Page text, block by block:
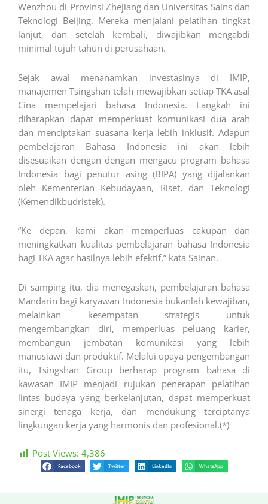
Wenzhou di Provinsi Zhejiang dan Universitas Sains dan
Teknologi Beijing. Mereka menjalani pelatihan tingkat
lanjut, dan setelah kembali, diwajibkan mengabdi
minimal tujuh tahun di perusahaan.
Sejak awal menanamkan investasinya di IMIP,
manajemen Tsingshan telah mewajibkan setiap TKA asal
Cina mempelajari bahasa Indonesia. Langkah ini
diharapkan dapat memperkuat komunikasi dua arah
dan menciptakan suasana kerja lebih inklusif. Adapun
pembelajaran Bahasa Indonesia ini akan lebih
disesuaikan dengan dengan mengacu program bahasa
Indonesia bagi penutur asing (BIPA) yang dijalankan
oleh Kementerian Kebudayaan, Riset, dan Teknologi
(Kemendikbudristek).
“Ke depan, kami akan memperluas cakupan dan
meningkatkan kualitas pembelajaran bahasa Indonesia
bagi TKA agar hasilnya lebih efektif,” kata Sainan.
Di samping itu, dia menegaskan, pembelajaran bahasa
Mandarin bagi karyawan Indonesia bukanlah kewajiban,
melainkan kesempatan strategis untuk
mengembangkan diri, memperluas peluang karier,
membangun jembatan komunikasi yang lebih
manusiawi dan produktif. Melalui upaya pengembangan
itu, Tsingshan Group berharap program bahasa di
kawasan IMIP menjadi rujukan penerapan pelatihan
lintas budaya yang berkelanjutan, dapat memperkuat
sinergi tenaga kerja, dan mendukung terciptanya
lingkungan kerja yang harmonis dan profesional.(*)
Post Views: 4,386
Facebook Twitter LinkedIn WhatsApp